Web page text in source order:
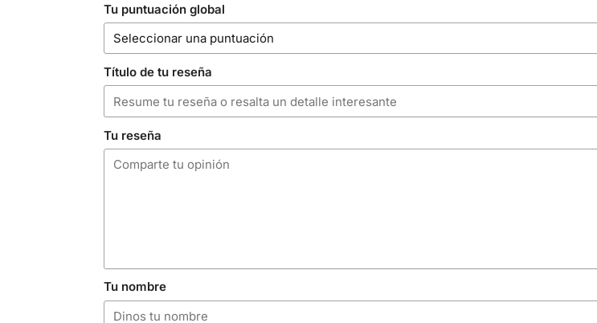
Tu puntuación global
Título de tu reseña
Tu reseña
Tu nombre